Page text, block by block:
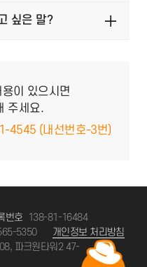
싶은 말?
이 있으시면
주세요.
4545 (내선번호-3번)
번호
138-81-16484
5350
개인정보 처리방침
파크원타워2 47-